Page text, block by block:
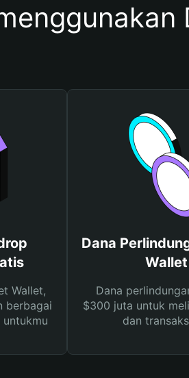
Wallet,
berbagai
Dana
Wallet
Dana
$300 juta untuk
dan